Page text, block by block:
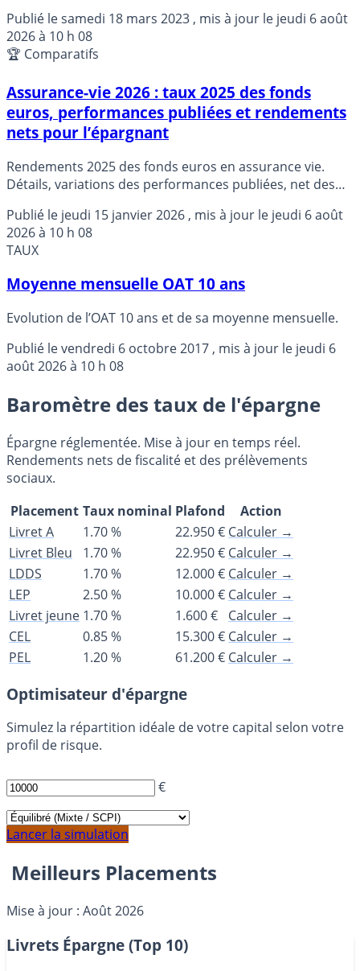
Publié lesamedi 18 mars 2023 , mis à jour le jeudi 6 août
2026 à 10 h 08
🏆 Comparatifs
Assurance-vie 2026 : taux 2025 des fonds
euros, performances publiées et rendements
nets pour l’épargnant
Rendements 2025 des fonds euros en assurance vie.
Détails, variations des performances publiées, net des
fiscaux, et rendements nets des prélèvements sociaux
pour les épargnants.
Publié le jeudi 15 janvier 2026 , mis à jour le jeudi 6 août
2026 à 10 h 08
TAUX
Moyenne mensuelle OAT 10 ans
Evolution de l’OAT 10 ans et de sa moyenne mensuelle.
Publié levendredi 6 octobre 2017 , mis à jour le jeudi 6
août 2026 à 10 h 08
Baromètre des taux de l'épargne
Épargne réglementée. Mise à jour en temps réel.
Rendements nets de fiscalité et des prélèvements
sociaux.
Placement Taux nominal Plafond
Action
Livret A
1.70 % 22.950 € Calculer →
Livret Bleu
1.70 % 22.950 € Calculer →
LDDS
1.70 % 12.000 € Calculer →
LEP
2.50 % 10.000 € Calculer →
Livret jeune 1.70 % 1.600 €
Calculer →
CEL
0.85 % 15.300 € Calculer →
PEL
1.20 % 61.200 € Calculer →
Optimisateur d'épargne
Simulez la répartition idéale de votre capital selon votre
profil de risque.
€
Lancer la simulation
Meilleurs Placements
Mise à jour : Août 2026
Livrets Épargne (Top 10)